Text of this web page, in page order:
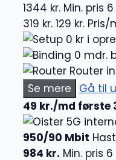
1344 kr. Min. pris
319 kr. 129 kr. Pris/
0 kr i
0 mdr.
Router
Se mere
Gå til
49 kr./md første
5G
950/90 Mbit
984 kr. Min. pris